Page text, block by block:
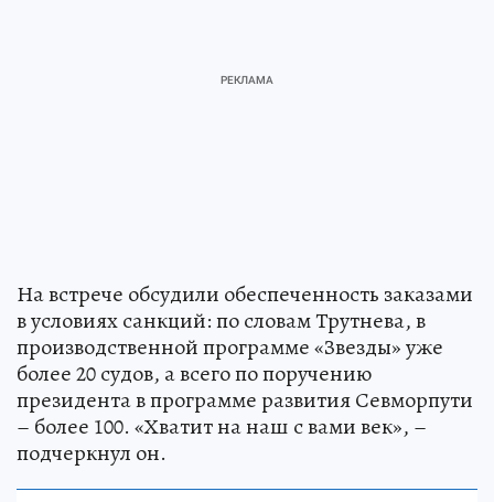
На встрече обсудили обеспеченность заказами
в условиях санкций: по словам Трутнева, в
производственной программе «Звезды» уже
более 20 судов, а всего по поручению
президента в программе развития Севморпути
– более 100. «Хватит на наш с вами век», –
подчеркнул он.